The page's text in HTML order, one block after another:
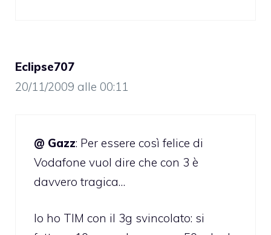
Eclipse707
20/11/2009 alle 00:11
@ Gazz: Per essere così felice di
Vodafone vuol dire che con 3 è
davvero tragica…
Io ho TIM con il 3g svincolato: si